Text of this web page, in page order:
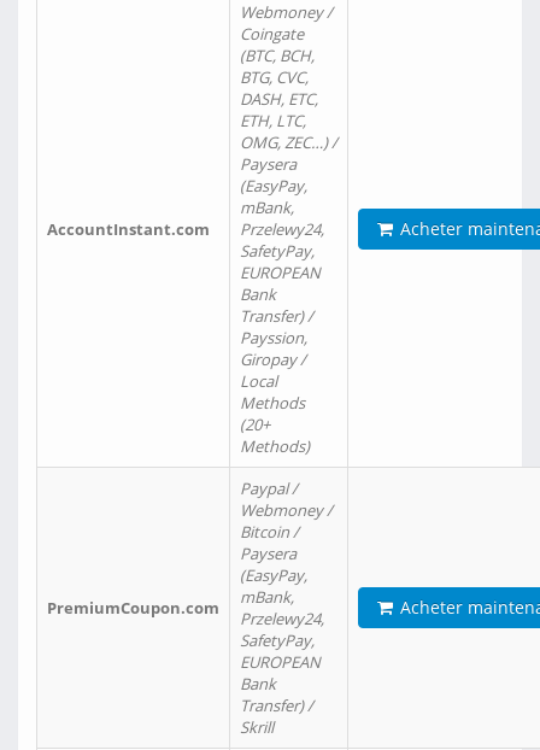
AccountInstant.com
Webmoney /
Coingate
(BTC, BCH,
BTG, CVC,
DASH, ETC,
ETH, LTC,
OMG, ZEC…) /
Paysera
(EasyPay,
mBank,
Przelewy24,
SafetyPay,
EUROPEAN
Bank
Transfer) /
Payssion,
Giropay /
Local
Methods
(20+
Methods)
Acheter
PremiumCoupon.com
Paypal /
Webmoney /
Bitcoin /
Paysera
(EasyPay,
mBank,
Przelewy24,
SafetyPay,
EUROPEAN
Bank
Transfer) /
Skrill
Acheter